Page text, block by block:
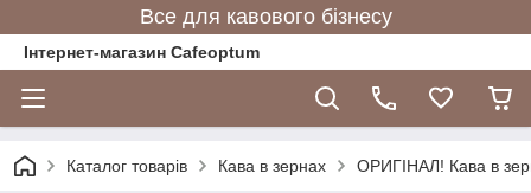
Все для кавового бізнесу
Інтернет-магазин Cafeoptum
Каталог товарів Кава в зернах ОРИГІНАЛ! Кава в